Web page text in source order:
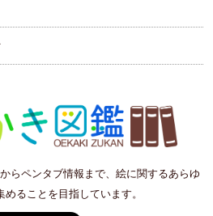
らペンタブ情報まで、絵に関するあらゆ
めることを目指しています。